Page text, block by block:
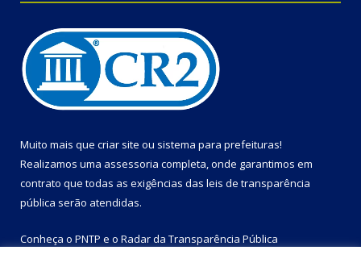
Muito mais que criar site ou sistema para prefeituras!
Realizamos uma assessoria completa, onde garantimos em
contrato que todas as exigências das leis de transparência
pública serão atendidas.
Conheça o PNTP e o Radar da Transparência Pública